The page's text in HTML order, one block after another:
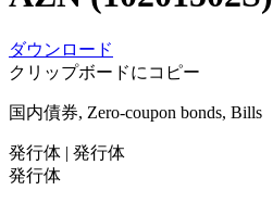
ダウンロード
クリップボードにコピー
国内債券, Zero-coupon bonds, Bills
発行体 | 発行体
発行体